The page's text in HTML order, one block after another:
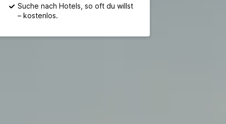
Suche nach Hotels, so oft du willst
– kostenlos.